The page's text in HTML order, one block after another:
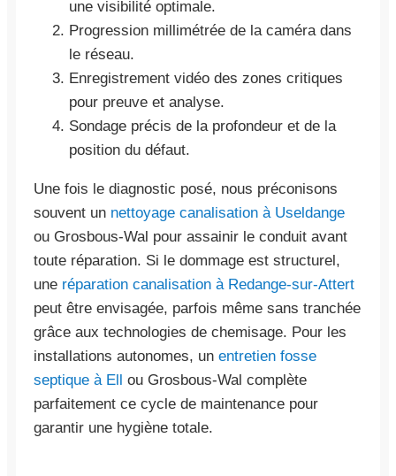
une visibilité optimale.
Progression millimétrée de la caméra dans
le réseau.
Enregistrement vidéo des zones critiques
pour preuve et analyse.
Sondage précis de la profondeur et de la
position du défaut.
Une fois le diagnostic posé, nous préconisons
souvent un nettoyage canalisation à Useldange
ou Grosbous-Wal pour assainir le conduit avant
toute réparation. Si le dommage est structurel,
une réparation canalisation à Redange-sur-Attert
peut être envisagée, parfois même sans tranchée
grâce aux technologies de chemisage. Pour les
installations autonomes, un entretien fosse
septique à Ell ou Grosbous-Wal complète
parfaitement ce cycle de maintenance pour
garantir une hygiène totale.